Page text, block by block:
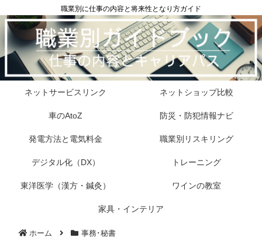
職業別に仕事の内容と将来性となり方ガイド
ネットサービスリンク ネットショップ比較
車のAtoZ 防災・防犯情報ナビ
発電方法と電気料金 職業別リスキリング
デジタル化（DX） トレーニング
東洋医学（漢方・鍼灸） ワインの教室
家具・インテリア
ホーム 事務･秘書